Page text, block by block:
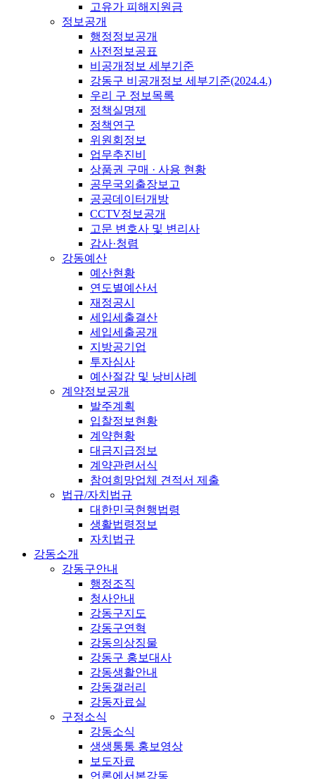
고유가 피해지원금
정보공개
행정정보공개
사전정보공표
비공개정보 세부기준
강동구 비공개정보 세부기준(2024.4.)
우리 구 정보목록
정책실명제
정책연구
위원회정보
업무추진비
상품권 구매 · 사용 현황
공무국외출장보고
공공데이터개방
CCTV정보공개
고문 변호사 및 변리사
감사·청렴
강동예산
예산현황
연도별예산서
재정공시
세입세출결산
세입세출공개
지방공기업
투자심사
예산절감 및 낭비사례
계약정보공개
발주계획
입찰정보현황
계약현황
대금지급정보
계약관련서식
참여희망업체 견적서 제출
법규/자치법규
대한민국현행법령
생활법령정보
자치법규
강동소개
강동구안내
행정조직
청사안내
강동구지도
강동구연혁
강동의상징물
강동구 홍보대사
강동생활안내
강동갤러리
강동자료실
구정소식
강동소식
생생통통 홍보영상
보도자료
언론에서본강동